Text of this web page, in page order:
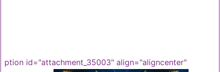
ption id="attachment_35003" align="aligncenter"